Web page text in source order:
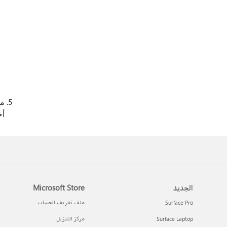
الجديد
Surface Pro
Surface Laptop
Microsoft Store
ملف تعريف الحساب
مركز التنزيل